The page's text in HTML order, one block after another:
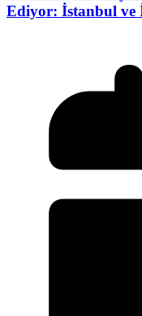
Ediyor: İstanbul ve